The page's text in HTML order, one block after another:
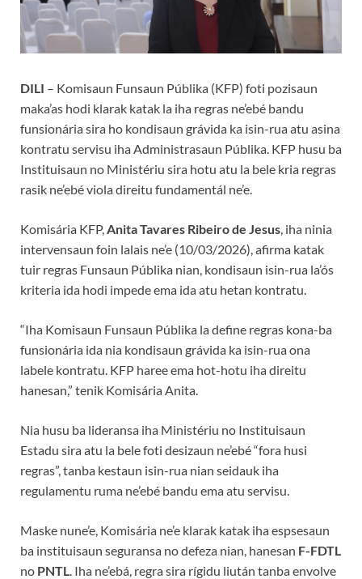
DILI – Komisaun Funsaun Públika (KFP) foti pozisaun
maka’as hodi klarak katak la iha regras ne’ebé bandu
funsionária sira ho kondisaun grávida ka isin-rua atu asina
kontratu servisu iha Administrasaun Públika. KFP husu ba
Instituisaun no Ministériu sira hotu atu la bele kria regras
rasik ne’ebé viola direitu fundamentál ne’e.
Komisária KFP,Anita Tavares Ribeiro de Jesus, iha ninia
intervensaun foin lalais ne’e (10/03/2026), afirma katak
tuir regras Funsaun Públika nian, kondisaun isin-rua la’ós
kriteria ida hodi impede ema ida atu hetan kontratu.
“Iha Komisaun Funsaun Públika la define regras kona-ba
funsionária ida nia kondisaun grávida ka isin-rua ona
labele kontratu. KFP haree ema hot-hotu iha direitu
hanesan,” tenik Komisária Anita.
Nia husu ba lideransa iha Ministériu no Instituisaun
Estadu sira atu la bele foti desizaun ne’ebé “fora husi
regras”, tanba kestaun isin-rua nian seidauk iha
regulamentu ruma ne’ebé bandu ema atu servisu.
Maske nune’e, Komisária ne’e klarak katak iha espsesaun
ba instituisaun seguransa no defeza nian, hanesan F-FDTL
no PNTL. Iha ne’ebá, regra sira rígidu liután tanba envolve